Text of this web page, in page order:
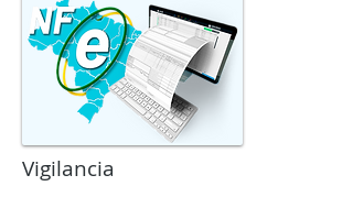
Vigilancia